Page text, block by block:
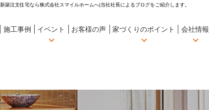
注文住宅なら株式会社スマイルホームへ|当社社長によるブログをご紹介します。
施工事例 イベント お客様の声 家づくりのポイント 会社情報